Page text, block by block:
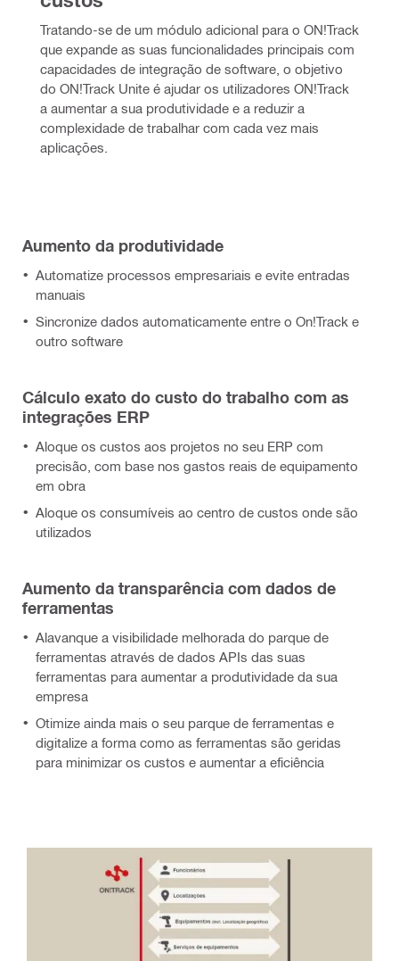
Tratando-se de um módulo adicional para o ON!Track
que expande as suas funcionalidades principais com
capacidades de integração de software, o objetivo
do ON!Track Unite é ajudar os utilizadores ON!Track
a aumentar a sua produtividade e a reduzir a
complexidade de trabalhar com cada vez mais
aplicações.
Aumento da produtividade
Automatize processos empresariais e evite entradas
manuais
Sincronize dados automaticamente entre o On!Track e
outro software
Cálculo exato do custo do trabalho com as
integrações ERP
Aloque os custos aos projetos no seu ERP com
precisão, com base nos gastos reais de equipamento
em obra
Aloque os consumíveis ao centro de custos onde são
utilizados
Aumento da transparência com dados de
ferramentas
Alavanque a visibilidade melhorada do parque de
ferramentas através de dados APIs das suas
ferramentas para aumentar a produtividade da sua
empresa
Otimize ainda mais o seu parque de ferramentas e
digitalize a forma como as ferramentas são geridas
para minimizar os custos e aumentar a eficiência